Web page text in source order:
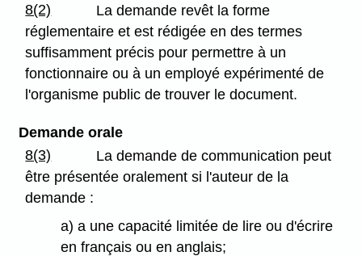
8(2)
La demande revêt la forme
réglementaire et est rédigée en des termes
suffisamment précis pour permettre à un
fonctionnaire ou à un employé expérimenté de
l'organisme public de trouver le document.
Demande orale
8(3)
La demande de communication peut
être présentée oralement si l'auteur de la
demande :
a) a une capacité limitée de lire ou d'écrire
en français ou en anglais;